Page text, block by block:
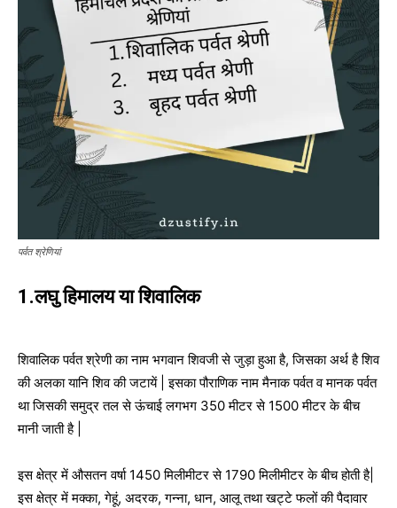
पर्वत श्रेणियां
1.लघु हिमालय या शिवालिक
शिवालिक पर्वत श्रेणी का नाम भगवान शिवजी से जुड़ा हुआ है, जिसका अर्थ है शिव
की अलका यानि शिव की जटायें | इसका पौराणिक नाम मैनाक पर्वत व मानक पर्वत
था जिसकी समुद्र तल से ऊंचाई लगभग 350 मीटर से 1500 मीटर के बीच
मानी जाती है |
इस क्षेत्र में औसतन वर्षा 1450 मिलीमीटर से 1790 मिलीमीटर के बीच होती है|
इस क्षेत्र में मक्का, गेहूं, अदरक, गन्ना, धान, आलू तथा खट्टे फलों की पैदावार